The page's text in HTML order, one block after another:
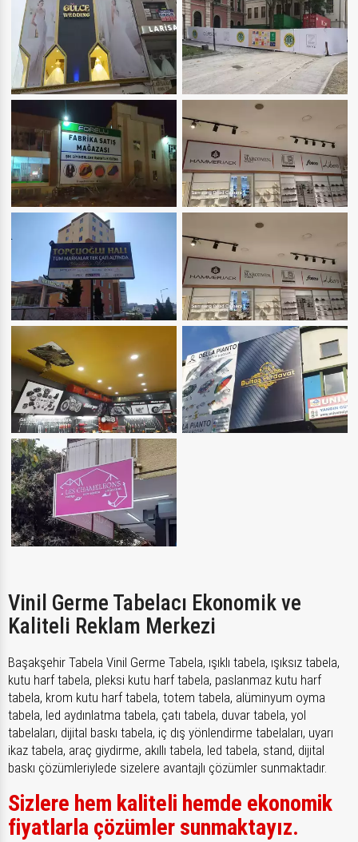
Vinil Germe Tabelacı Ekonomik ve
Kaliteli Reklam Merkezi
Başakşehir Tabela Vinil Germe Tabela, ışıklı tabela, ışıksız tabela,
kutu harf tabela, pleksi kutu harf tabela, paslanmaz kutu harf
tabela, krom kutu harf tabela, totem tabela, alüminyum oyma
tabela, led aydınlatma tabela, çatı tabela, duvar tabela, yol
tabelaları, dijital baskı tabela, iç dış yönlendirme tabelaları, uyarı
ikaz tabela, araç giydirme, akıllı tabela, led tabela, stand, dijital
baskı çözümleriylede sizelere avantajlı çözümler sunmaktadır.
Sizlere hem kaliteli hemde ekonomik
fiyatlarla çözümler sunmaktayız.